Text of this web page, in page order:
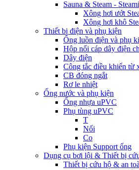
Sauna & Steam -
Xông hơi ướt
Xông hơi khô
Thiết bị điện và phụ kiện
Ống luồn điện và phụ
Hộp nối cáp dây điện
Dây điện
Công tắc điều khiển từ
CB đóng ngắt
Rơ le nhiệt
Ống nước và phụ kiện
Ống nhựa uPVC
Phụ tùng uPVC
T
Nối
Co
Phụ kiện Support ống
Dụng cụ bơi lội & Thiết bị
Thiết bị cứu hộ & an